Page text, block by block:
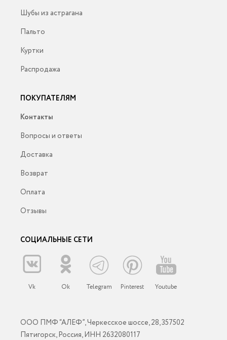
Шубы из астрагана
Пальто
Куртки
Распродажа
ПОКУПАТЕЛЯМ
Контакты
Вопросы и ответы
Доставка
Возврат
Оплата
Отзывы
СОЦИАЛЬНЫЕ СЕТИ
Vk Ok Telegram Pinterest Youtube
ООО ПМФ “АЛЕФ”, Черкесское шоссе, 28, 357502
Пятигорск, Россия, ИНН 2632080117